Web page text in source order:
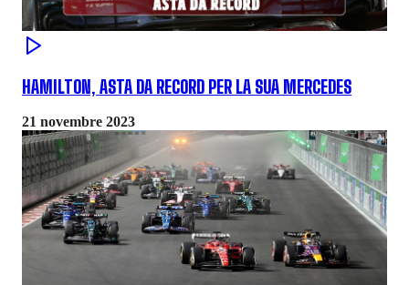
HAMILTON, ASTA DA RECORD PER LA SUA MERCEDES
21 novembre 2023